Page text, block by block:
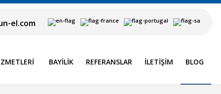
el.com
BAYILIK REFERANSLAR İLETIŞIM BLOG